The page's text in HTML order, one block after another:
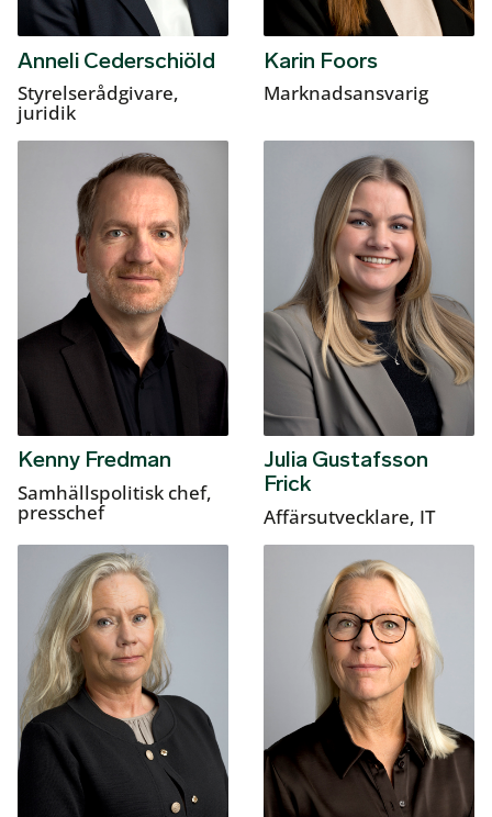
Anneli Cederschiöld
Styrelserådgivare,
juridik
Karin Foors
Marknadsansvarig
Kenny Fredman
Samhällspolitisk chef,
presschef
Julia Gustafsson
Frick
Affärsutvecklare, IT